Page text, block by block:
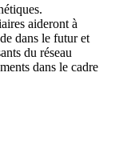
aideront à
dans le futur et
du réseau
dans le cadre